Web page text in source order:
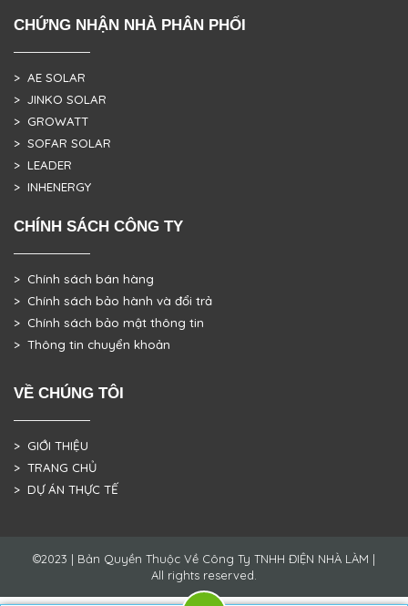
CHỨNG NHẬN NHÀ PHÂN PHỐI
> AE SOLAR
> JINKO SOLAR
> GROWATT
> SOFAR SOLAR
> LEADER
> INHENERGY
CHÍNH SÁCH CÔNG TY
> Chính sách bán hàng
> Chính sách bảo hành và đổi trả
> Chính sách bảo mật thông tin
> Thông tin chuyển khoản
VỀ CHÚNG TÔI
> GIỚI THIỆU
> TRANG CHỦ
> DỰ ÁN THỰC TẾ
©2023 | Bản Quyền Thuộc Về Công Ty TNHH ĐIỆN NHÀ LÀM |
All rights reserved.